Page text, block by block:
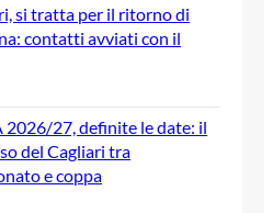
si tratta per il ritorno di
contatti avviati con il
2026/27, definite le date: il
del Cagliari tra
e coppa